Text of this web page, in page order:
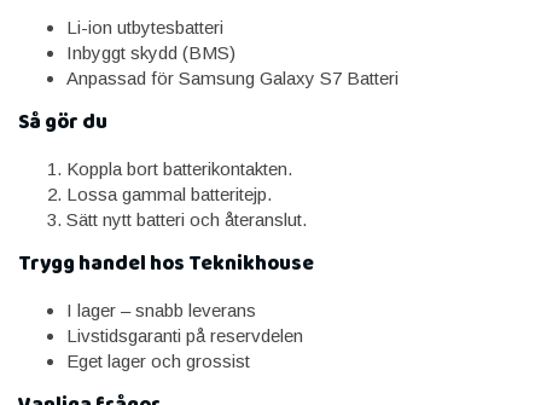
Li-ion utbytesbatteri
Inbyggt skydd (BMS)
Anpassad för Samsung Galaxy S7 Batteri
Så gör du
Koppla bort batterikontakten.
Lossa gammal batteritejp.
Sätt nytt batteri och återanslut.
Trygg handel hos Teknikhouse
I lager – snabb leverans
Livstidsgaranti på reservdelen
Eget lager och grossist